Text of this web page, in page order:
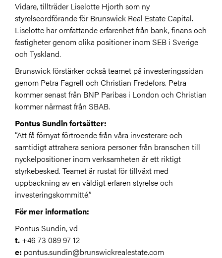
Vidare, tillträder Liselotte Hjorth som ny
styrelseordförande för Brunswick Real Estate Capital.
Liselotte har omfattande erfarenhet från bank, finans och
fastigheter genom olika positioner inom SEB i Sverige
och Tyskland.
Brunswick förstärker också teamet på investeringssidan
genom Petra Fagrell och Christian Fredefors. Petra
kommer senast från BNP Paribas i London och Christian
kommer närmast från SBAB.
Pontus Sundin fortsätter:
”Att få förnyat förtroende från våra investerare och
samtidigt attrahera seniora personer från branschen till
nyckelpositioner inom verksamheten är ett riktigt
styrkebesked. Teamet är rustat för tillväxt med
uppbackning av en väldigt erfaren styrelse och
investeringskommitté.”
För mer information:
Pontus Sundin, vd
t. +46 73 089 97 12
e: pontus.sundin@brunswickrealestate.com